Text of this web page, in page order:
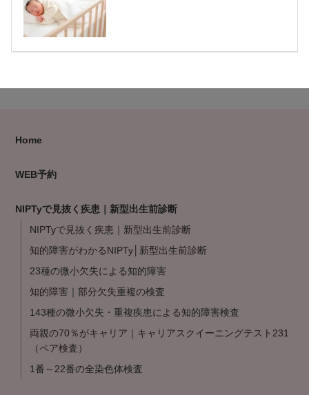
Home
WEB予約
NIPTyで見抜く疾患｜新型出生前診断
NIPTyで見抜く疾患｜新型出生前診断
知的障害がわかるNIPTy│新型出生前診断
23種の微小欠失による知的障害
知的障害｜部分欠失重複の検査
143種の微小欠失・重複疾患による知的障害検査
両親の70％がキャリア｜キャリアスクイーニングテスト231
（ペア検査）
1番～22番の全染色体検査